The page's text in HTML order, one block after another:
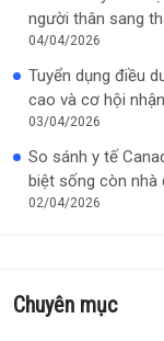
người thân sang
04/04/2026
Tuyển dụng điều
cao và cơ hội
03/04/2026
So sánh y tế
biệt sống còn nhà
02/04/2026
Chuyên mục